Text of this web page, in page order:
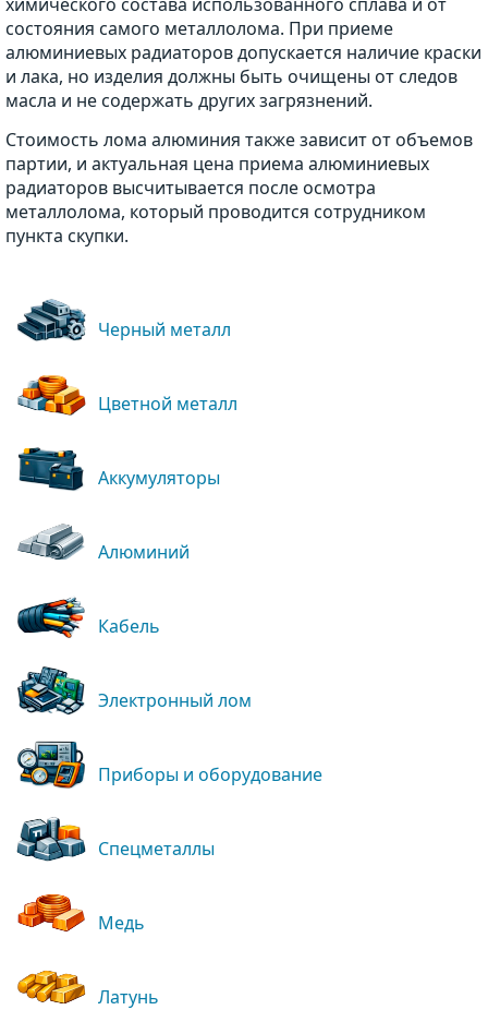
состояния самого металлолома. При приеме
алюминиевых радиаторов допускается наличие краски
и лака, но изделия должны быть очищены от следов
масла и не содержать других загрязнений.
Стоимость лома алюминия также зависит от объемов
партии, и актуальная цена приема алюминиевых
радиаторов высчитывается после осмотра
металлолома, который проводится сотрудником
пункта скупки.
Черный металл
Цветной металл
Аккумуляторы
Алюминий
Кабель
Электронный лом
Приборы и оборудование
Спецметаллы
Медь
Латунь